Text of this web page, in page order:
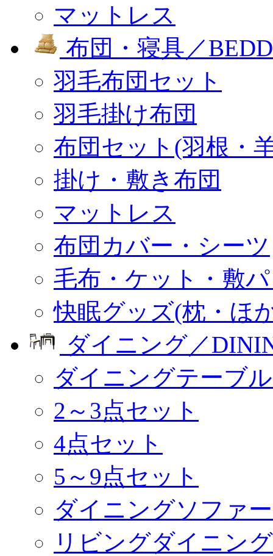
マットレス
布団・寝具／
羽毛布団セット
羽毛掛け布団
布団セット(羽根・
掛け・敷き布団
マットレス
布団カバー・シーツ
毛布・ケット・敷
快眠グッズ(枕・ほ
ダイニング／
ダイニングテーブ
2～3点セット
4点セット
5～9点セット
ダイニングソファ
リビングダイニン